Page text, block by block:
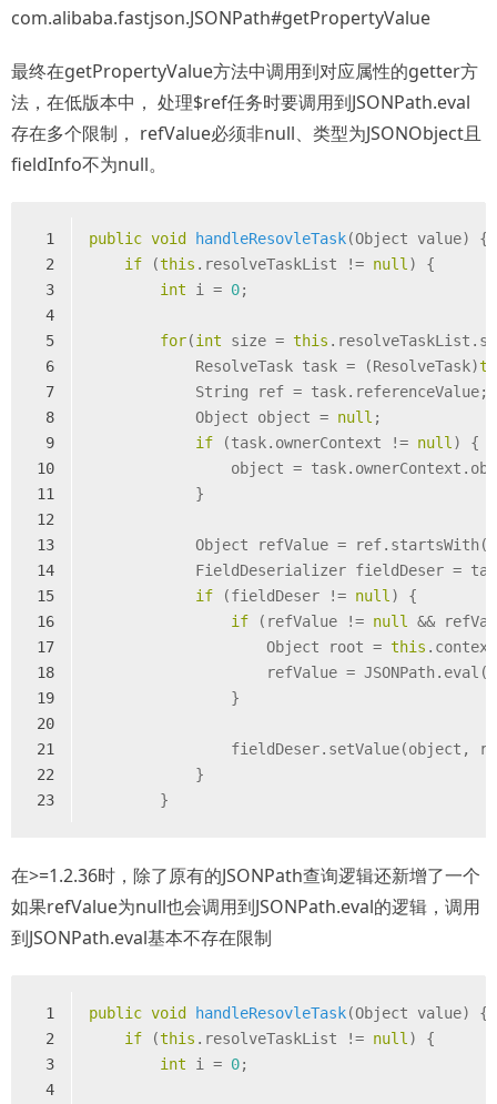
com.alibaba.fastjson.JSONPath#getPropertyValue
最终在getPropertyValue方法中调用到对应属性的getter方
法，在低版本中， 处理$ref任务时要调用到JSONPath.eval
存在多个限制， refValue必须非null、类型为JSONObject且
fieldInfo不为null。
1
2
3
4
5
6
7
8
9
10
11
12
13
14
15
16
17
18
19
20
21
22
23
public void handleResovleTask(Object value)
{
if (this .resolveTaskList != null ) {
int i = 0;
for(int size = this
            ResolveTask task = (ResolveTask)
            String ref = task.referenceValue;
            Object object =
null ;
if (task.ownerContext != null ) {
object =
            }
            Object refValue = ref.startsWith(
FieldDeserializer fieldDeser =
if (fieldDeser != null ) {
if (refValue != null
&&
                    Object root =
this
refValue =
                }
fieldDeser.setValue(object,
            }
        }
在>=1.2.36时，除了原有的JSONPath查询逻辑还新增了一个
如果refValue为null也会调用到JSONPath.eval的逻辑，调用
到JSONPath.eval基本不存在限制
1
2
3
4
public void handleResovleTask(Object value)
{
if (this .resolveTaskList != null ) {
int i = 0;